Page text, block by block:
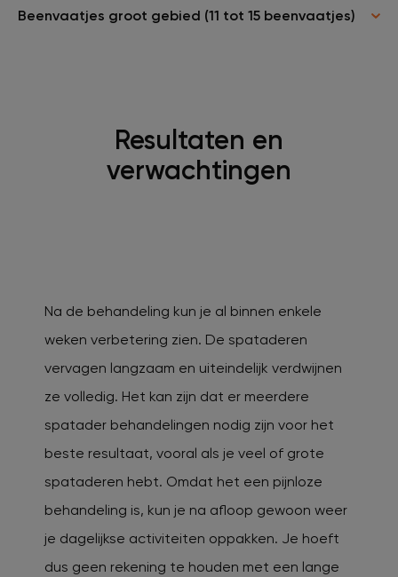
Beenvaatjes groot gebied (11 tot 15 beenvaatjes)
Resultaten en
verwachtingen
Na de behandeling kun je al binnen enkele
weken verbetering zien. De spataderen
vervagen langzaam en uiteindelijk verdwijnen
ze volledig. Het kan zijn dat er meerdere
spatader behandelingen nodig zijn voor het
beste resultaat, vooral als je veel of grote
spataderen hebt. Omdat het een pijnloze
behandeling is, kun je na afloop gewoon weer
je dagelijkse activiteiten oppakken. Je hoeft
dus geen rekening te houden met een lange